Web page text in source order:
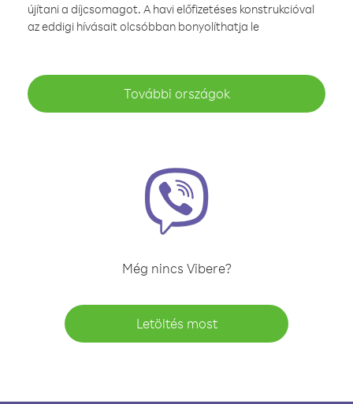
újítani a díjcsomagot. A havi előfizetéses konstrukcióval
az eddigi hívásait olcsóbban bonyolíthatja le
További országok
Még nincs Vibere?
Letöltés most